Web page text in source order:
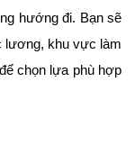
hướng đi. Bạn sẽ
lương, khu vực làm
chọn lựa phù hợp